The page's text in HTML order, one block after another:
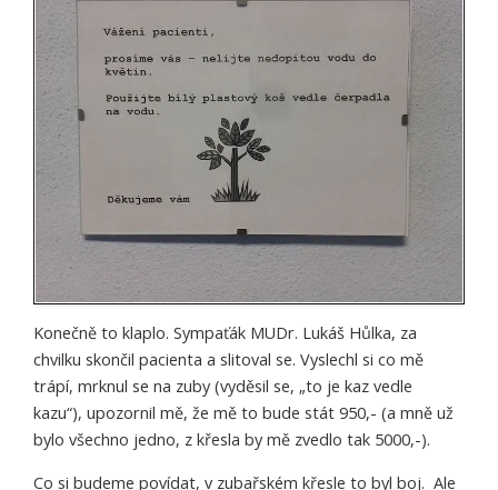
Konečně to klaplo. Sympaťák MUDr. Lukáš Hůlka, za
chvilku skončil pacienta a slitoval se. Vyslechl si co mě
trápí, mrknul se na zuby (vyděsil se, „to je kaz vedle
kazu“), upozornil mě, že mě to bude stát 950,- (a mně už
bylo všechno jedno, z křesla by mě zvedlo tak 5000,-).
Co si budeme povídat, v zubařském křesle to byl boj. Ale